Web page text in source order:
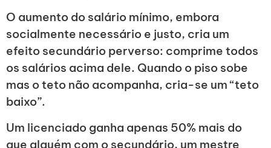
O aumento do salário mínimo, embora
socialmente necessário e justo, cria um
efeito secundário perverso: comprime todos
os salários acima dele. Quando o piso sobe
mas o teto não acompanha, cria-se um “teto
baixo”.
Um licenciado ganha apenas 50% mais do
que alguém com o secundário, um mestre